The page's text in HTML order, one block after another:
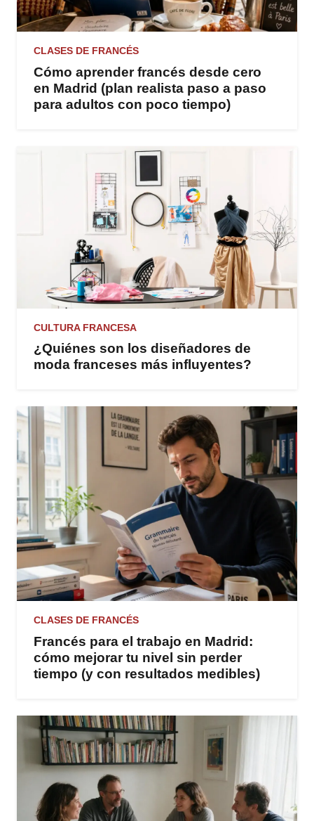
CLASES DE FRANCÉS
Cómo aprender francés desde cero
en Madrid (plan realista paso a paso
para adultos con poco tiempo)
CULTURA FRANCESA
¿Quiénes son los diseñadores de
moda franceses más influyentes?
CLASES DE FRANCÉS
Francés para el trabajo en Madrid:
cómo mejorar tu nivel sin perder
tiempo (y con resultados medibles)